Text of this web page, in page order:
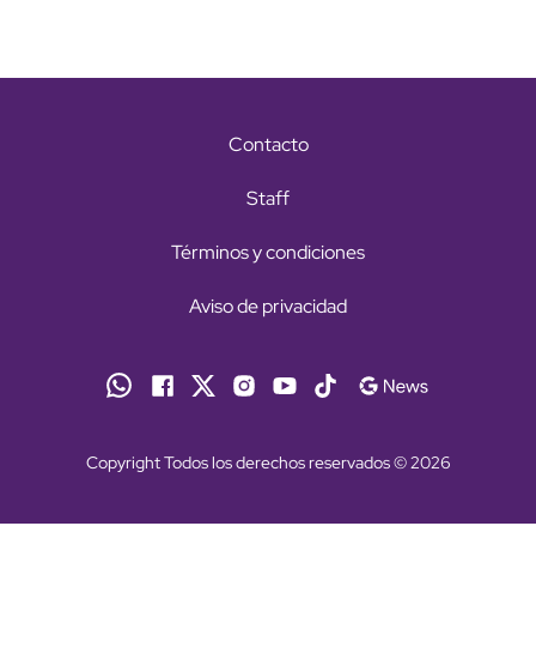
Contacto
Staff
Términos y condiciones
Aviso de privacidad
Copyright Todos los derechos reservados © 2026